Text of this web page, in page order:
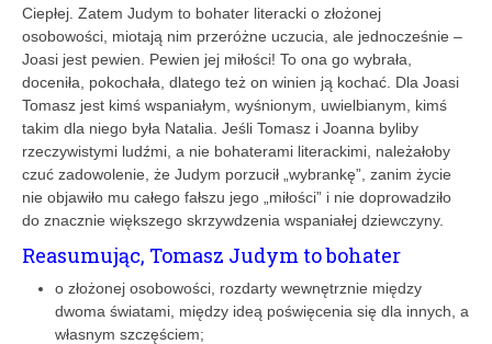
Ciepłej. Zatem Judym to bohater literacki o złożonej
osobowości, miotają nim przeróżne uczucia, ale jednocześnie –
Joasi jest pewien. Pewien jej miłości! To ona go wybrała,
doceniła, pokochała, dlatego też on winien ją kochać. Dla Joasi
Tomasz jest kimś wspaniałym, wyśnionym, uwielbianym, kimś
takim dla niego była Natalia. Jeśli Tomasz i Joanna byliby
rzeczywistymi ludźmi, a nie bohaterami literackimi, należałoby
czuć zadowolenie, że Judym porzucił „wybrankę”, zanim życie
nie objawiło mu całego fałszu jego „miłości” i nie doprowadziło
do znacznie większego skrzywdzenia wspaniałej dziewczyny.
Reasumując, Tomasz Judym to bohater
o złożonej osobowości, rozdarty wewnętrznie między
dwoma światami, między ideą poświęcenia się dla innych, a
własnym szczęściem;